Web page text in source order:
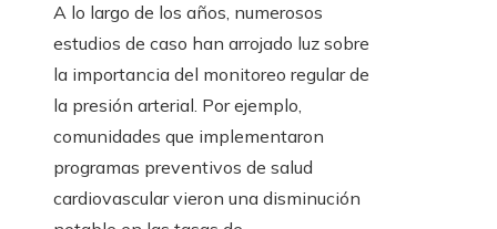
A lo largo de los años, numerosos
estudios de caso han arrojado luz sobre
la importancia del monitoreo regular de
la presión arterial. Por ejemplo,
comunidades que implementaron
programas preventivos de salud
cardiovascular vieron una disminución